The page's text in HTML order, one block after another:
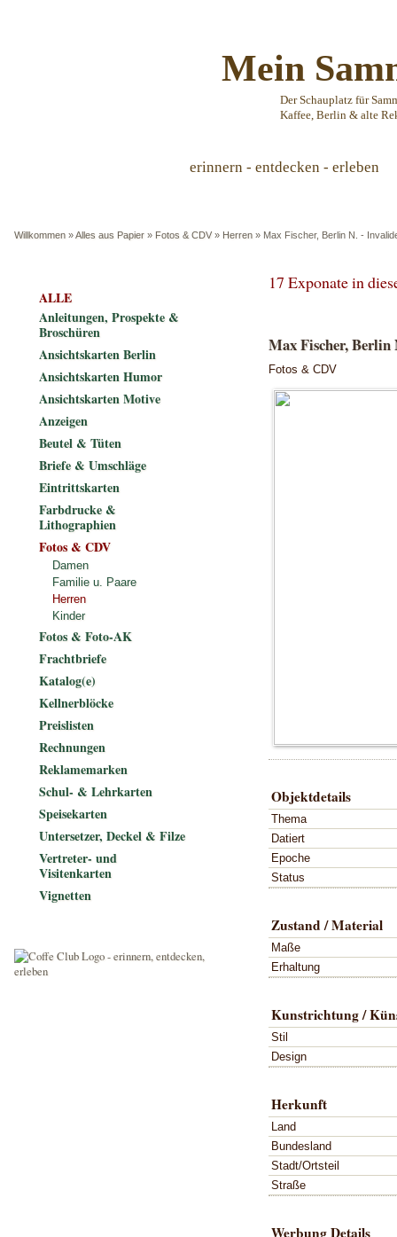
Mein
Der Schauplatz für
Kaffee, Berlin & alte
erinnern - entdecken - erleben
Willkommen »Alles aus Papier » Fotos & CDV » Herren » Max Fischer, Berlin N. -
17 Exponate in
Max Fischer, Berlin
Fotos & CDV
Objektdetails
Thema
Datiert
Epoche
Status
Zustand / Material
Maße
Erhaltung
Kunstrichtung /
Stil
Design
Herkunft
Land
Bundesland
Stadt/Ortsteil
Straße
Werbung Details
ALLE
Anleitungen, Prospekte &
Broschüren
Ansichtskarten Berlin
Ansichtskarten Humor
Ansichtskarten Motive
Anzeigen
Beutel & Tüten
Briefe & Umschläge
Eintrittskarten
Farbdrucke &
Lithographien
Fotos & CDV
Damen
Familie u. Paare
Herren
Kinder
Fotos & Foto-AK
Frachtbriefe
Katalog(e)
Kellnerblöcke
Preislisten
Rechnungen
Reklamemarken
Schul- & Lehrkarten
Speisekarten
Untersetzer, Deckel & Filze
Vertreter- und
Visitenkarten
Vignetten